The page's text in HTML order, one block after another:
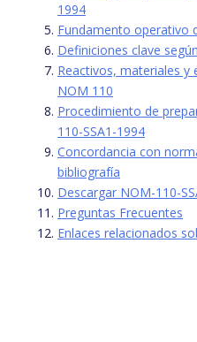
1994
Fundamento operativo
Definiciones clave
Reactivos, materiales y
NOM 110
Procedimiento de
110-SSA1-1994
Concordancia con
bibliografía
Descargar NOM-110-
Preguntas Frecuentes
Enlaces relacionados